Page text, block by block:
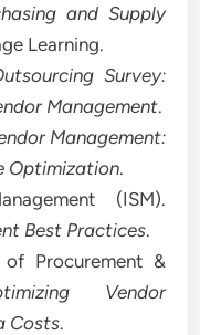
and Supply
Learning.
Survey:
Management.
Management:
Optimization.
(ISM).
Best Practices.
Procurement &
Vendor
Costs.